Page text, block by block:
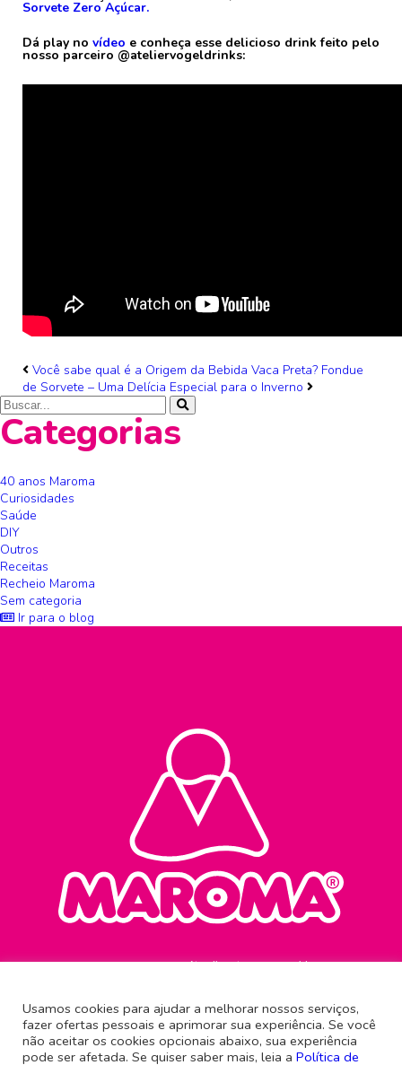
Sorvete Zero Açúcar.
Dá play no vídeo e conheça esse delicioso drink feito pelo
nosso parceiro @ateliervogeldrinks:
Você sabe qual é a Origem da Bebida Vaca Preta? Fondue
de Sorvete – Uma Delícia Especial para o Inverno
Categorias
40 anos Maroma
Curiosidades
Saúde
DIY
Outros
Receitas
Recheio Maroma
Sem categoria
Ir para o blog
Atendimento ao consumidor
Rua Antônio Imhof, 61
Brusque - Santa Catarina
Usamos cookies para ajudar a melhorar nossos serviços,
fazer ofertas pessoais e aprimorar sua experiência. Se você
não aceitar os cookies opcionais abaixo, sua experiência
pode ser afetada. Se quiser saber mais, leia a Política de